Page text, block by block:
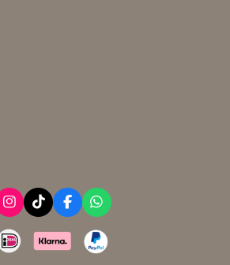
I
n
s
t
T
i
k
T
F
a
c
e
W
h
a
t
s